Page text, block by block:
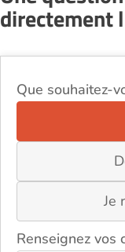
directement
Que souhaitez-
Je
Renseignez vos